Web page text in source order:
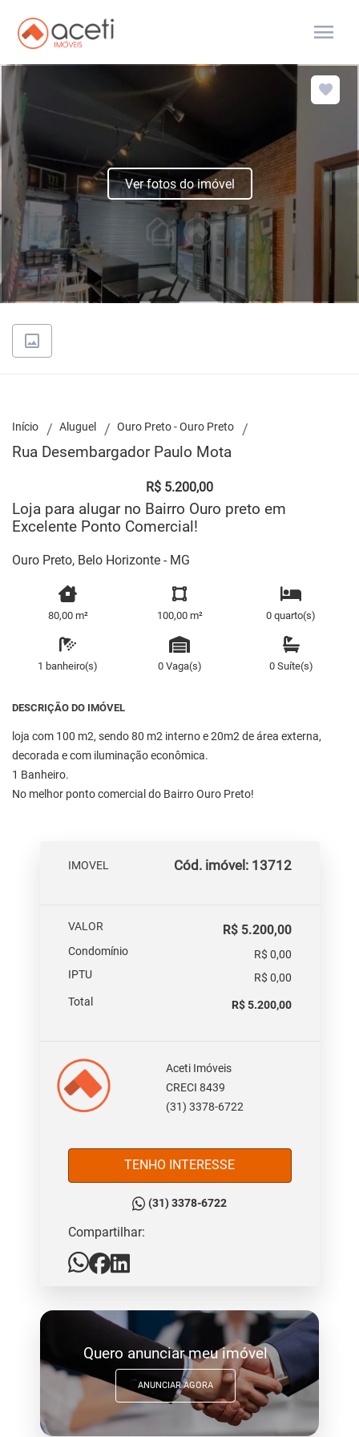
menu
Ver fotos do imóvel
Início Aluguel Ouro Preto - Ouro Preto
Rua Desembargador Paulo Mota
R$ 5.200,00
Loja para alugar no Bairro Ouro preto em
Excelente Ponto Comercial!
Ouro Preto, Belo Horizonte - MG
80,00 m² 100,00 m² 0 quarto(s)
1 banheiro(s) 0 Vaga(s) 0 Suíte(s)
DESCRIÇÃO DO IMÓVEL
loja com 100 m2, sendo 80 m2 interno e 20m2 de área externa,
decorada e com iluminação econômica.
1 Banheiro.
No melhor ponto comercial do Bairro Ouro Preto!
IMOVEL Cód. imóvel: 13712
VALOR R$ 5.200,00
Condomínio
R$ 0,00
IPTU
R$ 0,00
Total
R$ 5.200,00
Aceti Imóveis
CRECI 8439
(31) 3378-6722
TENHO INTERESSE
(31) 3378-6722
Compartilhar:
Quero anunciar meu imóvel
ANUNCIAR AGORA